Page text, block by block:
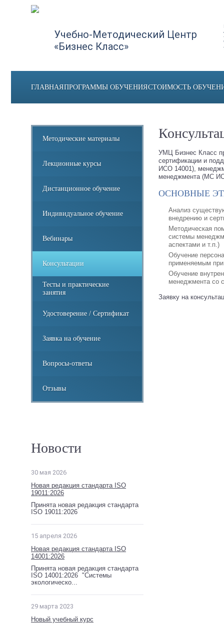
Учебно-Методический Центр
«Бизнес Класс»
ГЛАВНАЯПРОГРАММЫ ОБУЧЕНИЯСТОИМОСТЬ
Методические материалы
Лекционные курсы
Дистанционное обучение
Индивидуальное обучение
Вебинары
Консультации
Тесты и практические
занятия
Удостоверение / Сертификат
Заявка на обучение
Вопросы-ответы
Отзывы
Новости
30 мая 2026
Новая редакция стандарта ISO
19011:2026
Принята новая редакция стандарта
ISO 19011:2026
15 апреля 2026
Новая редакция стандарта ISO
14001:2026
Принята новая редакция стандарта
ISO 14001:2026 "Системы
экологическо...
29 марта 2023
Новый учебный курс
УМЦ Бизнес Класс
сертификации и
ИСО 14001),
менеджмента (МС
ОСНОВНЫЕ
Анализ
внедрению и
Методическая
системы
аспектами и т.п.)
Обучение
применяемым
Обучение
менеджмента со
Заявку на